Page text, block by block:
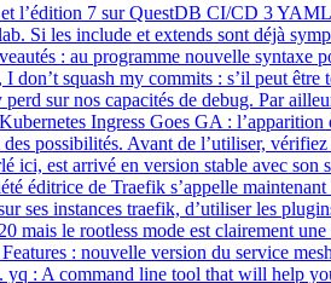
l’édition 7 sur QuestDB CI/CD 3
Si les include et extends sont déjà
: au programme nouvelle
squash my commits : s’il peut
sur nos capacités de debug. Par
Ingress Goes GA :
possibilités. Avant de l’utiliser,
est arrivé en version stable avec
éditrice de Traefik s’appelle
ses instances traefik, d’utiliser les
le rootless mode est clairement
: nouvelle version du service
yq : A command line tool that will help